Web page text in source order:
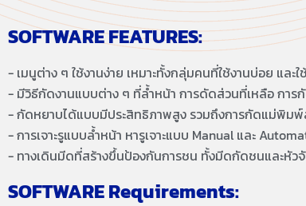
SOFTWARE FEATURES:
- เมนูต่าง ๆ ใช้งานง่าย เหมาะทั้งกลุ่มคนที่ใช้งานบ่อย และใ
- มีวิธีกัดงานแบบต่าง ๆ ที่ล้ำหน้า การดัดส่วนที่เหลือ กา
- กัดหยาบได้แบบมีประสิทธิภาพสูง รวมถึงการกัดแม่พิมพ์
- การเจาะรูแบบล้ำหน้า หารูเจาะแบบ Manual และ
- ทางเดินมีดที่สร้างขึ้นป้องกันการชน ทั้งมีดกัดชนและหั
SOFTWARE Requirements: